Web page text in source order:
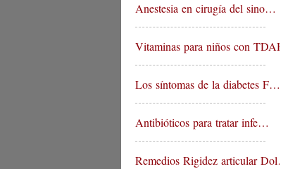
Anestesia en cirugía del sino…
Vitaminas para niños con TDAH…
Los síntomas de la diabetes F…
Antibióticos para tratar infe…
Remedios Rigidez articular Dol…